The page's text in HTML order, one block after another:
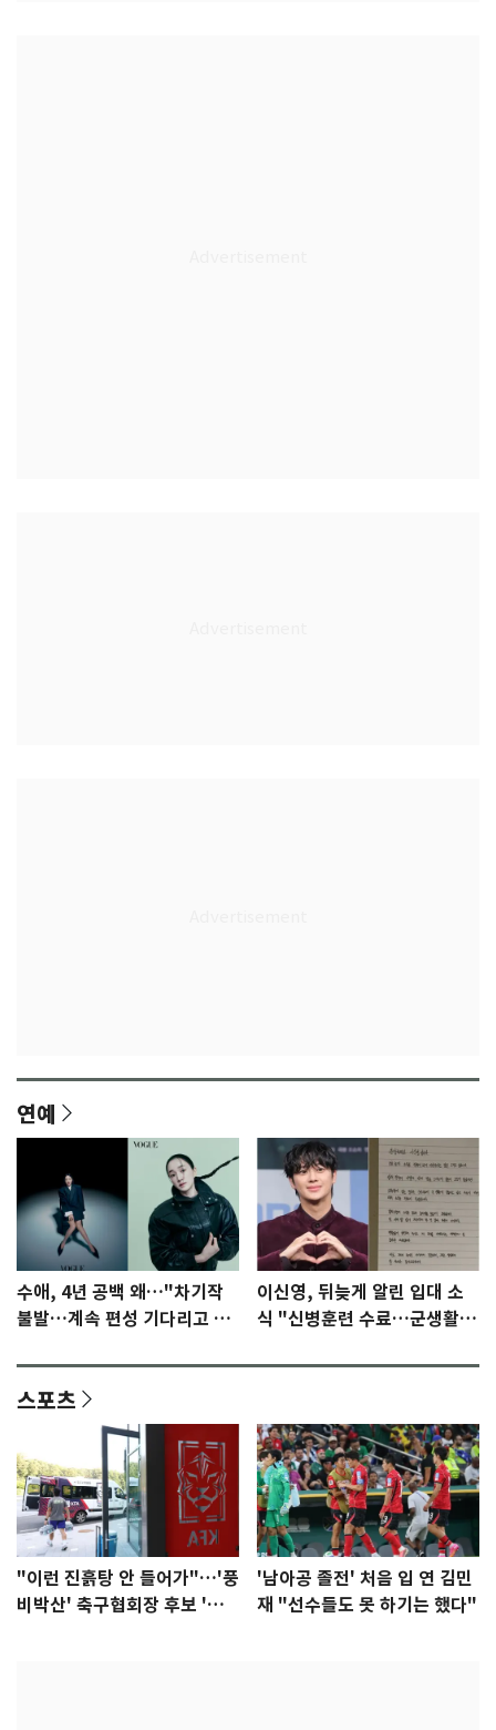
연예
수애, 4년 공백 왜…"차기작
불발…계속 편성 기다리고 있
이신영, 뒤늦게 알린 입대 소
식 "신병훈련 수료…군생활
스포츠
"이런 진흙탕 안 들어가"…'풍
비박산' 축구협회장 후보 '실
'남아공 졸전' 처음 입 연 김민
재 "선수들도 못 하기는 했다"